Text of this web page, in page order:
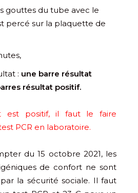
gouttes du tube avec le
percé sur la plaquette de
: une barre résultat
résultat positif.
est positif, il faut le faire
PCR en laboratoire.
du 15 octobre 2021, les
de confort ne sont
la sécurité sociale. Il faut